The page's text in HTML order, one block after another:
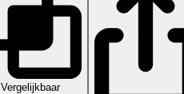
Vergelijkbaar